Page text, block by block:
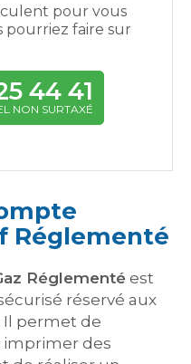
pour vous
pourriez faire sur
44 41
NON SURTAXÉ
Réglementé
Réglementé est
réservé aux
Il permet de
des